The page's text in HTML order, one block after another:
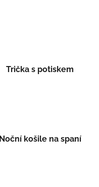
Trička s potiskem
Noční košile na spaní